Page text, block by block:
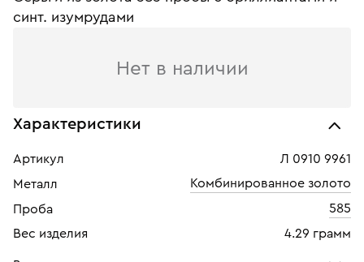
синт. изумрудами
Нет в наличии
Характеристики
Артикул
Л 0910 9961
Металл
Комбинированное золото
Проба
585
Вес изделия
4.29 грамм